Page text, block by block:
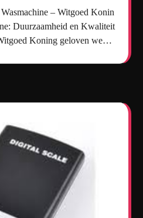
Duurzaamheid en Kwaliteit
Koning geloven we…